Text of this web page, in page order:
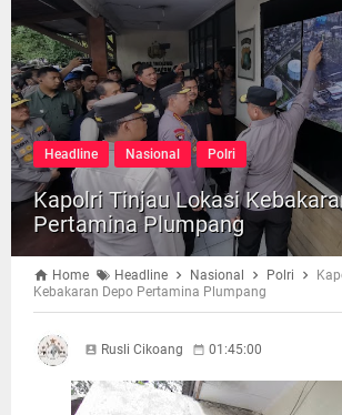
Headline Nasional Polri
Kapolri Tinjau Lokasi
Pertamina Plumpang
Home Headline Nasional Polri
Kebakaran Depo Pertamina Plumpang
Rusli Cikoang 01:45:00